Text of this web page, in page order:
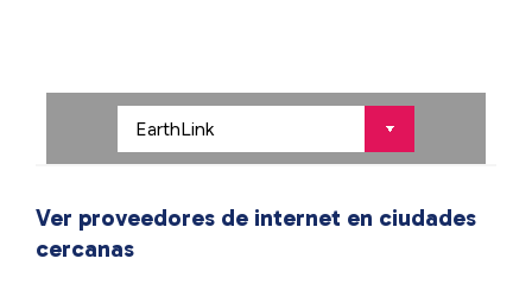
Ver proveedores de internet en ciudades
cercanas